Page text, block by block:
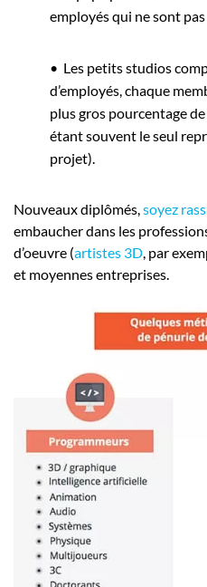
employés qui ne sont
• Les petits studios
d’employés, chaque
plus gros pourcentage
étant souvent le seul
projet).
Nouveaux diplômés,soyez
embaucher dans les
d’oeuvre (artistes 3D, par
et moyennes entreprises.